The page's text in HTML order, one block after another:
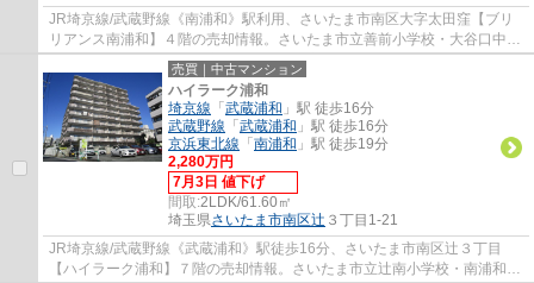
JR埼京線/武蔵野線《南浦和》駅利用、さいたま市南区大字太田窪【ブリ
リアンス南浦和】４階の売却情報。さいたま市立善前小学校・大谷口中学
校の学区内となります。産業道路沿いの高台...
売買｜中古マンション
ハイラーク浦和
埼京線 「 武蔵浦和 」駅 徒歩16分
武蔵野線 「 武蔵浦和 」駅 徒歩16分
京浜東北線 「 南浦和 」駅 徒歩19分
2,280万円
7月3日 値下げ
間取:2LDK/61.60㎡
埼玉県さいたま市南区辻 ３丁目1-21
JR埼京線/武蔵野線《武蔵浦和》駅徒歩16分、さいたま市南区辻３丁目
【ハイラーク浦和】７階の売却情報。さいたま市立辻南小学校・南浦和中